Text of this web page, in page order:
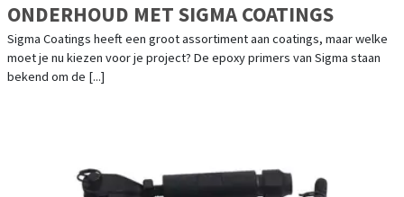
ONDERHOUD MET SIGMA COATINGS
Sigma Coatings heeft een groot assortiment aan coatings, maar welke
moet je nu kiezen voor je project? De epoxy primers van Sigma staan
bekend om de [...]